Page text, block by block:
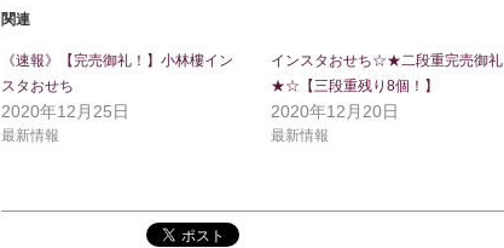
関連
《速報》【完売御礼！】小林樓イン
スタおせち
2020年12月25日
最新情報
インスタおせち☆★二段重完売御礼
★☆【三段重残り8個！】
2020年12月20日
最新情報